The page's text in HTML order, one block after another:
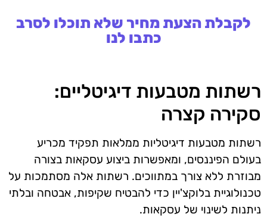
לקבלת הצעת מחיר שלא תוכלו לסרב
כתבו לנו
רשתות מטבעות דיגיטליים:
סקירה קצרה
רשתות מטבעות דיגיטליות ממלאות תפקיד מכריע
בעולם הפיננסים, ומאפשרות ביצוע עסקאות בצורה
מבוזרת ללא צורך במתווכים. רשתות אלה מסתמכות על
טכנולוגיית בלוקצ'יין כדי להבטיח שקיפות, אבטחה ובלתי
ניתנות לשינוי של עסקאות.